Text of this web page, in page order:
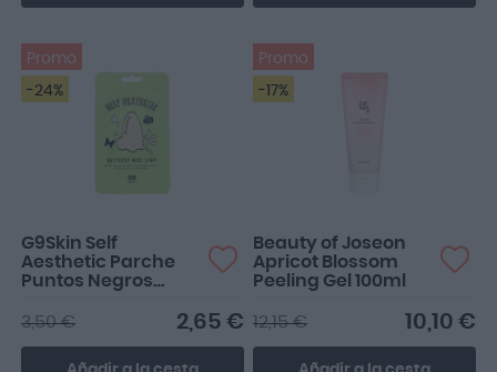
Promo
-24%
G9Skin Self
Aesthetic Parche
Puntos Negros
2,65 €
3,50 €
Promo
-17%
Beauty of Joseon
Apricot Blossom
Peeling Gel 100ml
10,10 €
12,15 €